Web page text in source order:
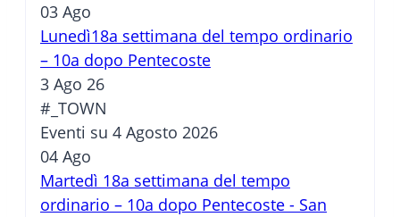
03 Ago
Lunedì18a settimana del tempo ordinario
– 10a dopo Pentecoste
3 Ago 26
#_TOWN
Eventi su 4 Agosto 2026
04 Ago
Martedì 18a settimana del tempo
ordinario – 10a dopo Pentecoste - San